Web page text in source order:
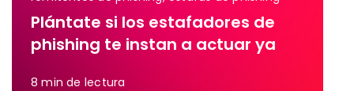
Plántate si los estafadores de
phishing te instan a actuar ya
8 min de lectura